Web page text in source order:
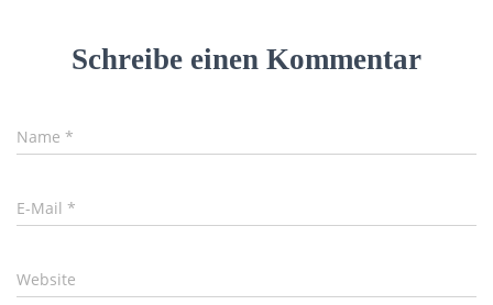
Schreibe einen Kommentar
Name *
E-Mail *
Website